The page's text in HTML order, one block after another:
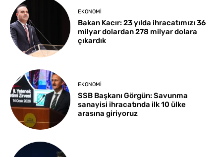
EKONOMI
Bakan Kacır: 23 yılda ihracatımızı 36
milyar dolardan 278 milyar dolara
çıkardık
EKONOMI
SSB Başkanı Görgün: Savunma
sanayisi ihracatında ilk 10 ülke
arasına giriyoruz